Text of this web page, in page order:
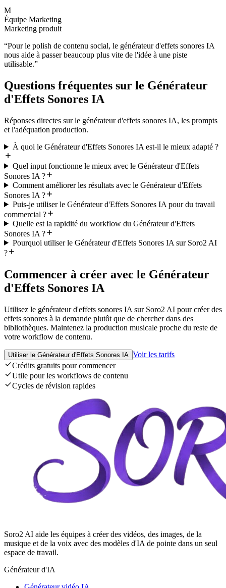
M
Équipe Marketing
Marketing produit
“Pour le polish de contenu social, le générateur d'effets sonores IA
nous aide à passer beaucoup plus vite de l'idée à une piste
utilisable.”
Questions fréquentes sur le Générateur
d'Effets Sonores IA
Réponses directes sur le générateur d'effets sonores IA, les prompts
et l'adéquation production.
À quoi le Générateur d'Effets Sonores IA est-il le mieux adapté ?
Quel input fonctionne le mieux avec le Générateur d'Effets
Sonores IA ?
Comment améliorer les résultats avec le Générateur d'Effets
Sonores IA ?
Puis-je utiliser le Générateur d'Effets Sonores IA pour du travail
commercial ?
Quelle est la rapidité du workflow du Générateur d'Effets
Sonores IA ?
Pourquoi utiliser le Générateur d'Effets Sonores IA sur Soro2 AI
?
Commencer à créer avec le Générateur
d'Effets Sonores IA
Utilisez le générateur d'effets sonores IA sur Soro2 AI pour créer des
effets sonores à la demande plutôt que de chercher dans des
bibliothèques. Maintenez la production musicale proche du reste de
votre workflow de contenu.
Utiliser le Générateur d'Effets Sonores IA Voir les tarifs
Crédits gratuits pour commencer
Utile pour les workflows de contenu
Cycles de révision rapides
Soro2 AI aide les équipes à créer des vidéos, des images, de la
musique et de la voix avec des modèles d'IA de pointe dans un seul
espace de travail.
Générateur d'IA